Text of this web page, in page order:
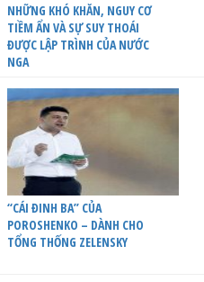
NHỮNG KHÓ KHĂN, NGUY CƠ
TIỀM ẨN VÀ SỰ SUY THOÁI
ĐƯỢC LẬP TRÌNH CỦA NƯỚC
NGA
“CÁI ĐINH BA” CỦA
POROSHENKO – DÀNH CHO
TỔNG THỐNG ZELENSKY